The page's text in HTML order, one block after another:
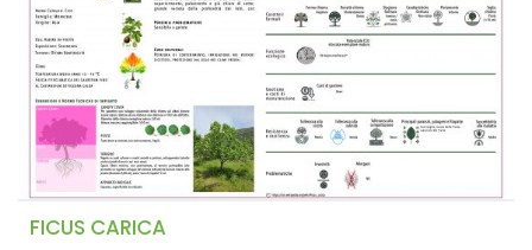
FICUS CARICA